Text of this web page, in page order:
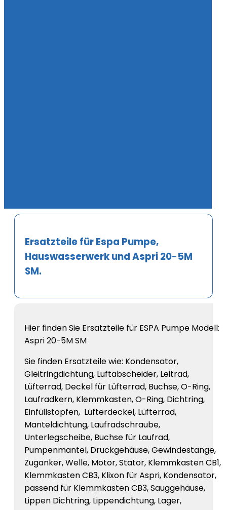
Ersatzteile für Espa Pumpe,
Hauswasserwerk und Aspri 20-5M
SM.
Hier finden Sie Ersatzteile für ESPA Pumpe Modell:
Aspri 20-5M SM
Sie finden Ersatzteile wie: Kondensator,
Gleitringdichtung, Luftabscheider, Leitrad,
Lüfterrad, Deckel für Lüfterrad, Buchse, O-Ring,
Laufradkern, Klemmkasten, O-Ring, Dichtring,
Einfüllstopfen, Lüfterdeckel, Lüfterrad,
Manteldichtung, Laufradschraube,
Unterlegscheibe, Buchse für Laufrad,
Pumpenmantel, Druckgehäuse, Gewindestange,
Zuganker, Welle, Motor, Stator, Klemmkasten CB1,
Klemmkasten CB3, Klixon für Aspri, Kondensator,
passend für Klemmkasten CB3, Sauggehäuse,
Lippen Dichtring, Lippendichtung, Lager,